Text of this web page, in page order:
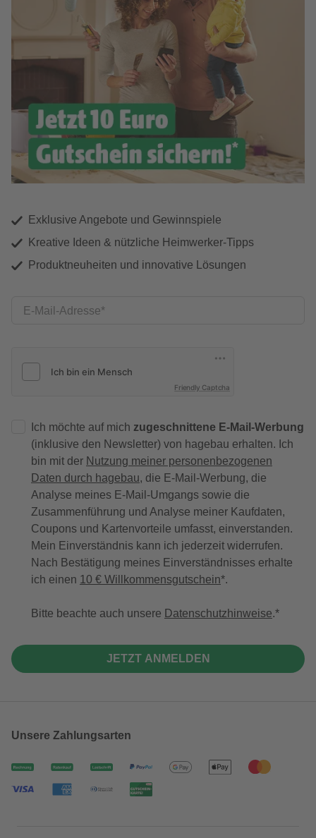
Exklusive Angebote und Gewinnspiele
Kreative Ideen & nützliche Heimwerker-Tipps
Produktneuheiten und innovative Lösungen
E-Mail-Adresse
Friendly Captcha
Ich möchte auf mich zugeschnittene E-Mail-Werbung
(inklusive den Newsletter) von hagebau erhalten. Ich
bin mit der Nutzung meiner personenbezogenen
Daten durch hagebau, die E-Mail-Werbung, die
Analyse meines E-Mail-Umgangs sowie die
Zusammenführung und Analyse meiner Kaufdaten,
Coupons und Kartenvorteile umfasst, einverstanden.
Mein Einverständnis kann ich jederzeit widerrufen.
Nach Bestätigung meines Einverständnisses erhalte
ich einen 10 € Willkommensgutschein*.
Bitte beachte auch unsere Datenschutzhinweise.
JETZT ANMELDEN
Unsere Zahlungsarten